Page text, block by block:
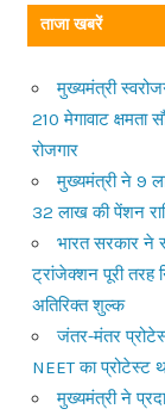
ताजा खबरें
मुख्यमंत्री
210 मेगावाट क्षमता
रोजगार
मुख्यमंत्री ने 9
32 लाख की पेंशन
भारत सरकार ने
ट्रांजेक्शन पूरी
अतिरिक्त शुल्क
जंतर-मंतर
NEET का
मुख्यमंत्री ने